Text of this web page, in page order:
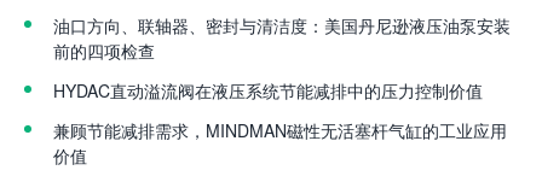
油口方向、联轴器、密封与清洁度：美国丹尼逊液压油泵安装
前的四项检查
HYDAC直动溢流阀在液压系统节能减排中的压力控制价值
兼顾节能减排需求，MINDMAN磁性无活塞杆气缸的工业应用
价值